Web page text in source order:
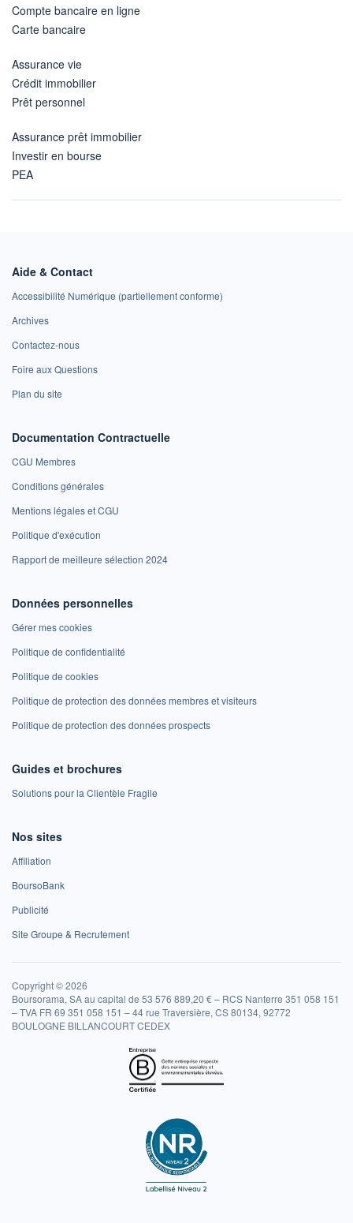
Compte bancaire en ligne
Carte bancaire
Assurance vie
Crédit immobilier
Prêt personnel
Assurance prêt immobilier
Investir en bourse
PEA
Aide & Contact
Accessibilité Numérique (partiellement conforme)
Archives
Contactez-nous
Foire aux Questions
Plan du site
Documentation Contractuelle
CGU Membres
Conditions générales
Mentions légales et CGU
Politique d'exécution
Rapport de meilleure sélection 2024
Données personnelles
Gérer mes cookies
Politique de confidentialité
Politique de cookies
Politique de protection des données membres et visiteurs
Politique de protection des données prospects
Guides et brochures
Solutions pour la Clientèle Fragile
Nos sites
Affiliation
BoursoBank
Publicité
Site Groupe & Recrutement
Copyright © 2026
Boursorama, SA au capital de 53 576 889,20 € – RCS Nanterre 351 058 151
– TVA FR 69 351 058 151 – 44 rue Traversière, CS 80134, 92772
BOULOGNE BILLANCOURT CEDEX